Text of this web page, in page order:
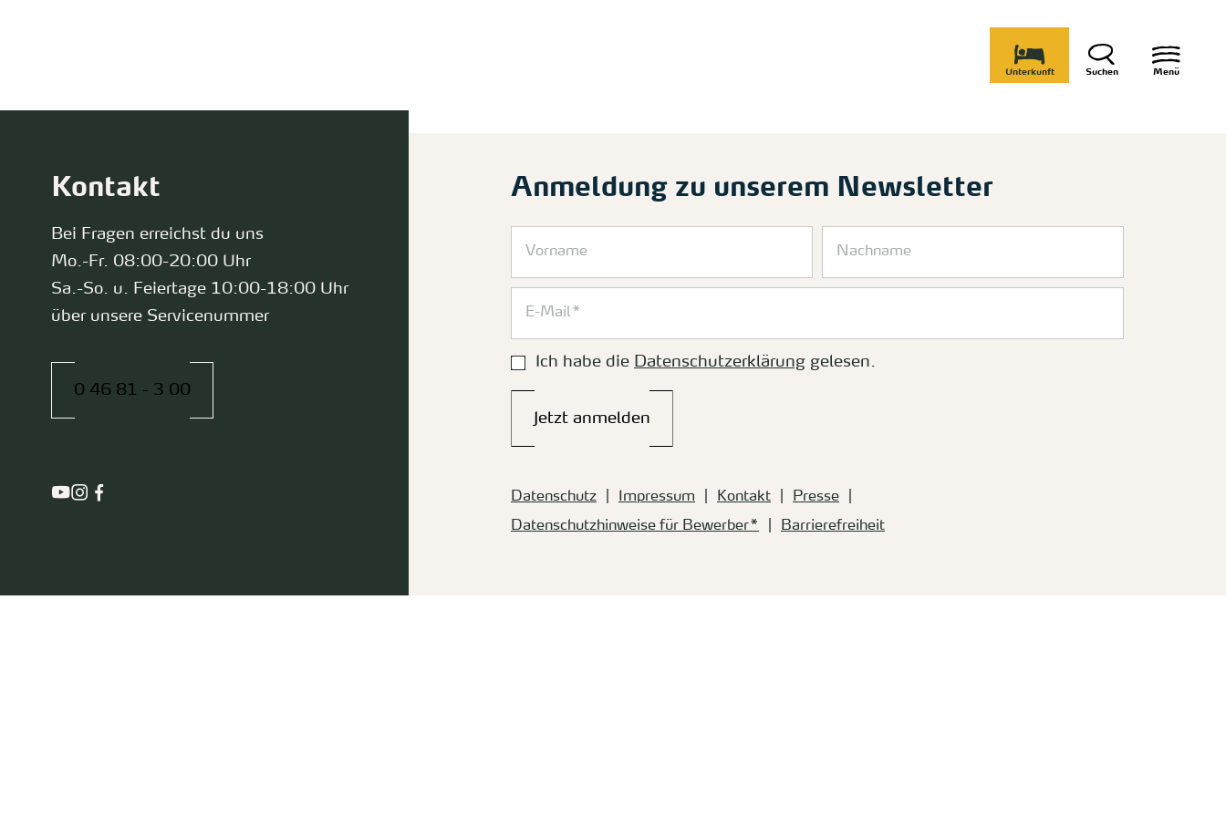
Menü
Suchen
Unterkunft
Anmeldung zu unserem Newsletter
Ich habe die Datenschutzerklärung gelesen.
Jetzt anmelden
Datenschutz Impressum Kontakt
Presse
Datenschutzhinweise für Bewerber*
Barrierefreiheit
Kontakt
Bei Fragen erreichst du uns
Mo.-Fr. 08:00-20:00 Uhr
Sa.-So. u. Feiertage 10:00-18:00 Uhr
über unsere Servicenummer
0 46 81 - 3 00